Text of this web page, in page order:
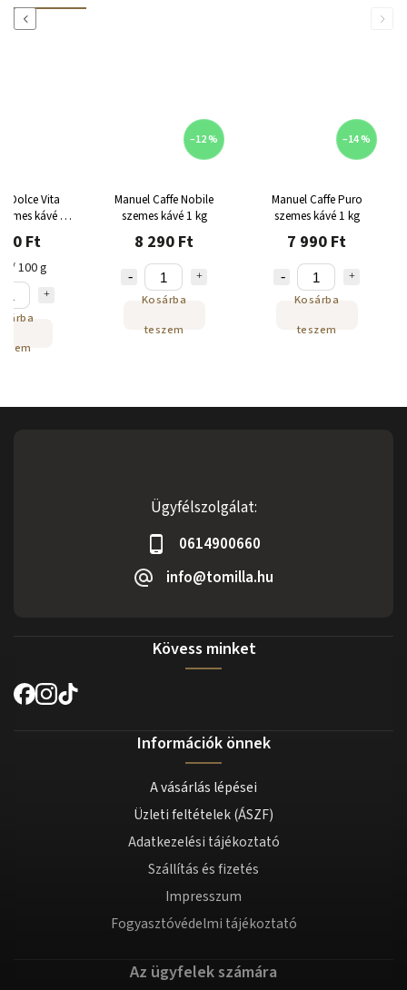
Previous
Dolce Vita
kávé 1
kg Ft
/ 100 g
–12 %
Manuel Caffe Nobile
szemes kávé 1 kg
8 290 Ft
Kosárba
teszem
–14 %
Manuel Caffe Puro
szemes kávé 1 kg
7 990 Ft
Kosárba
teszem
Next
Ügyfélszolgálat:
0614900660
info@tomilla.hu
Kövess minket
Információk önnek
A vásárlás lépései
Üzleti feltételek (ÁSZF)
Adatkezelési tájékoztató
Szállítás és fizetés
Impresszum
Fogyasztóvédelmi tájékoztató
Az ügyfelek számára